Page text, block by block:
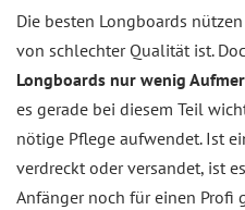
Die besten Longboards
von schlechter Qualität ist.
Longboards nur wenig
es gerade bei diesem Teil
nötige Pflege aufwendet. Ist
verdreckt oder versandet, ist
Anfänger noch für einen Profi